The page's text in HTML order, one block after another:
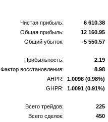
Чистая прибыль: 6 610.38
Общая прибыль:
12 160.95
Общий убыток:
-5 550.57
Прибыльность: 2.19
Фактор восстановления:
8.98
AHPR:
1.0098 (0.98%)
GHPR:
1.0091 (0.91%)
Всего трейдов: 225
Всего сделок:
450